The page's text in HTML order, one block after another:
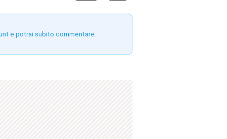
e potrai subito commentare.